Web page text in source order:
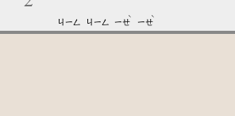
ㄐㄧㄥ ㄐㄧㄥ ㄧㄝ
ˋ
ㄧㄝ
ˋ